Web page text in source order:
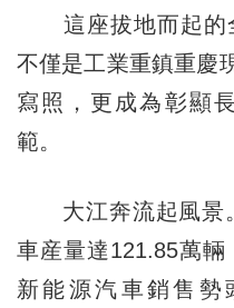
這座拔地而起的
不僅是工業重鎮重慶
寫照，更成為彰顯
範。
大江奔流起風景
車産量達121.85萬輛
新能源汽車銷售勢